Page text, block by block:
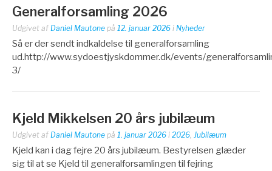
Generalforsamling 2026
Udgivet af Daniel Mautone på 12. januar 2026 i Nyheder
Så er der sendt indkaldelse til generalforsamling
ud.http://www.sydoestjyskdommer.dk/events/
3/
Kjeld Mikkelsen 20 års jubilæum
Udgivet af Daniel Mautone på 1. januar 2026 i 2026 Jubilæum
Kjeld kan i dag fejre 20 års jubilæum. Bestyrelsen glæder
sig til at se Kjeld til generalforsamlingen til fejring